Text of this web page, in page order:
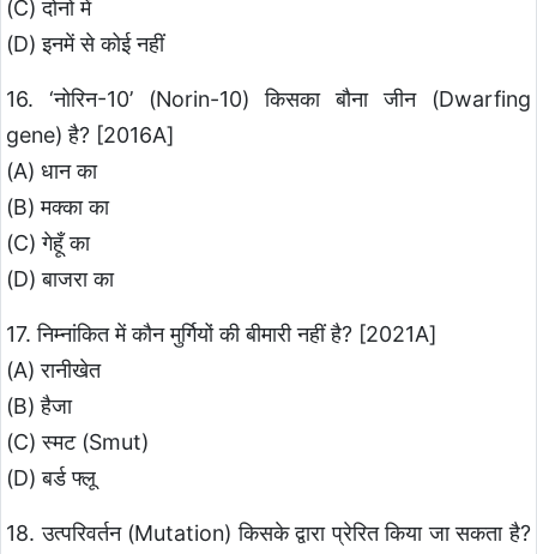
(C) दोनों में
(D) इनमें से कोई नहीं
16. ‘नोरिन-10’ (Norin-10) किसका बौना जीन (Dwarfing
gene) है? [2016A]
(A) धान का
(B) मक्का का
(C) गेहूँ का
(D) बाजरा का
17. निम्नांकित में कौन मुर्गियों की बीमारी नहीं है? [2021A]
(A) रानीखेत
(B) हैजा
(C) स्मट (Smut)
(D) बर्ड फ्लू
18. उत्परिवर्तन (Mutation) किसके द्वारा प्रेरित किया जा सकता है?